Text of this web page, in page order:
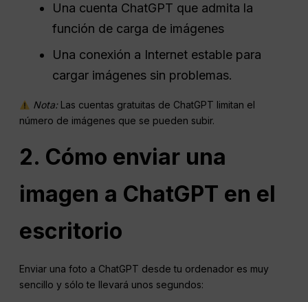
Una cuenta ChatGPT que admita la
función de carga de imágenes
Una conexión a Internet estable para
cargar imágenes sin problemas.
Nota:Las cuentas gratuitas de ChatGPT limitan el
número de imágenes que se pueden subir.
2. Cómo enviar una
imagen a ChatGPT en el
escritorio
Enviar una foto a ChatGPT desde tu ordenador es muy
sencillo y sólo te llevará unos segundos: